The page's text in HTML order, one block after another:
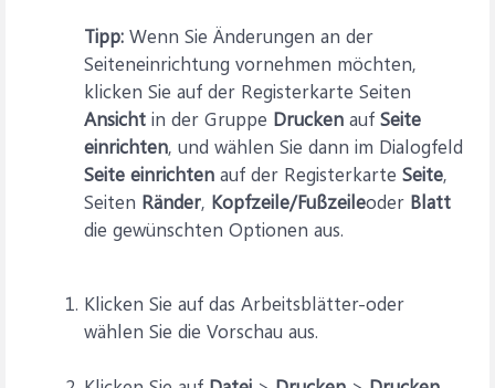
Tipp: Wenn Sie Änderungen an der
Seiteneinrichtung vornehmen möchten,
klicken Sie auf der Registerkarte Seiten
Ansicht in der Gruppe Drucken auf Seite
einrichten, und wählen Sie dann im Dialogfeld
Seite einrichten auf der Registerkarte Seite,
Seiten Ränder, Kopfzeile/Fußzeileoder Blatt
die gewünschten Optionen aus.
Klicken Sie auf das Arbeitsblätter-oder
wählen Sie die Vorschau aus.